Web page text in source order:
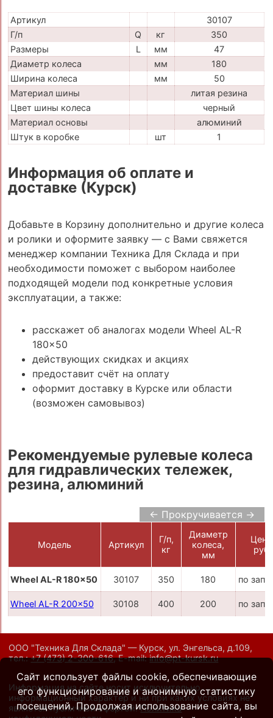
Артикул
30107
Г/п
Q кг
350
Размеры
L мм
47
Диаметр колеса
мм
180
Ширина колеса
мм
50
Материал шины
литая резина
Цвет шины колеса
черный
Материал основы
алюминий
Штук в коробке
шт 1
Информация об оплате и
доставке (Курск)
Добавьте в Корзину дополнительно и другие колеса
и ролики и оформите заявку — с Вами свяжется
менеджер компании Техника Для Склада и при
необходимости поможет с выбором наиболее
подходящей модели под конкретные условия
эксплуатации, а также:
расскажет об аналогах модели Wheel AL-R
180x50
действующих скидках и акциях
предоставит счёт на оплату
оформит доставку в Курске или области
(возможен самовывоз)
Рекомендуемые рулевые колеса
для гидравлических тележек,
резина, алюминий
← Прокручивается →
Модель Артикул
Г/п,
кг
Диаметр
колеса,
мм
руб.
Wheel AL-R 180x50 30107 350 180 по
Wheel AL-R 200x50 30108 400 200 по
ООО "Техника Для Склада" — Курск, ул. Энгельса, д.109,
тел.:+7 (473) 2-300-616,E-mail:info@pt-kursk.ru
Информация на сайте носит исключительно
информационный характер и ни при каких условиях не
является публичной офертой.Политика
Сайт использует файлы cookie, обеспечивающие
его функционирование и анонимную статистику
посещений. Продолжая использование сайта, вы